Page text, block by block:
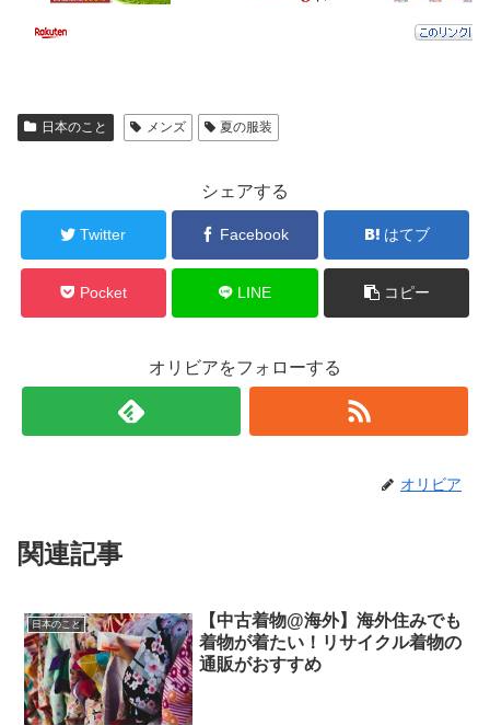
日本のこと メンズ 夏の服装
シェアする
Twitter Facebook はてブ
Pocket LINE コピー
オリビアをフォローする
オリビア
関連記事
日本のこと
【中古着物@海外】海外住みでも
着物が着たい！リサイクル着物の
通販がおすすめ